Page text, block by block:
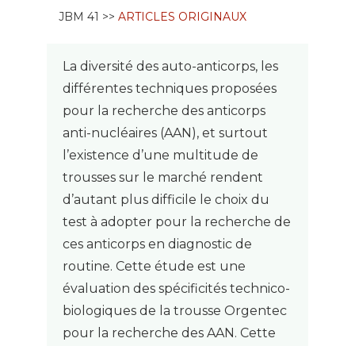
JBM 41 >> ARTICLES ORIGINAUX
La diversité des auto-anticorps, les
différentes techniques proposées
pour la recherche des anticorps
anti-nucléaires (AAN), et surtout
l’existence d’une multitude de
trousses sur le marché rendent
d’autant plus difficile le choix du
test à adopter pour la recherche de
ces anticorps en diagnostic de
routine. Cette étude est une
évaluation des spécificités technico-
biologiques de la trousse Orgentec
pour la recherche des AAN. Cette